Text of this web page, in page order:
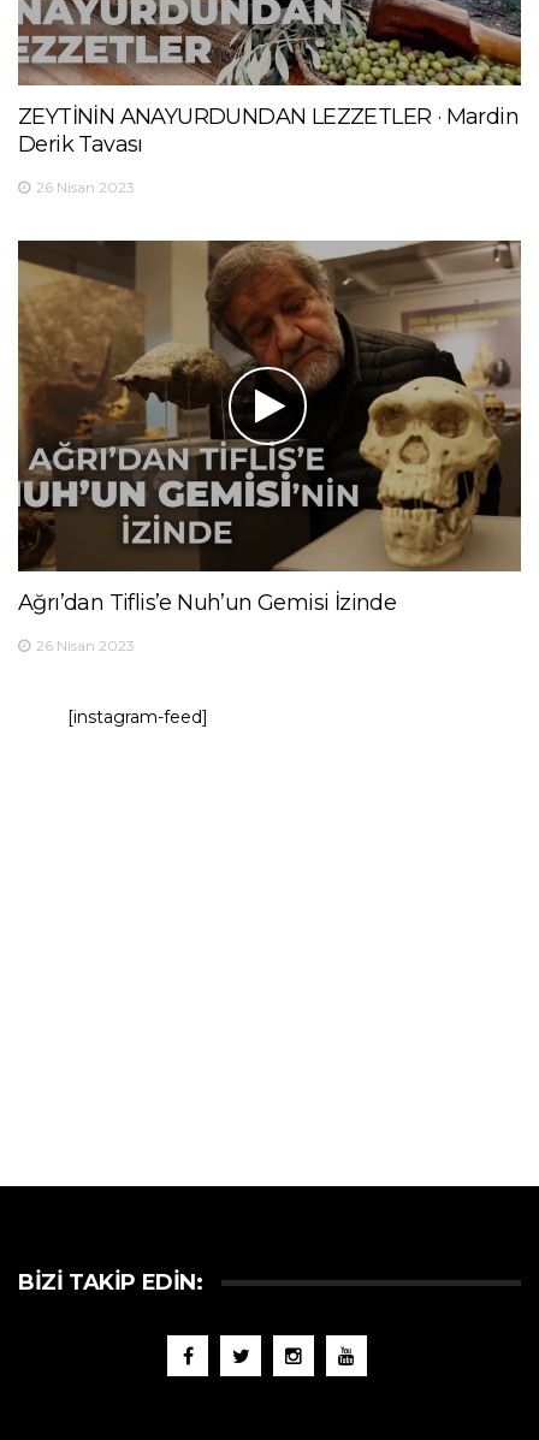
ZEYTİNİN ANAYURDUNDAN LEZZETLER · Mardin
Derik Tavası
26 Nisan 2023
Ağrı’dan Tiflis’e Nuh’un Gemisi İzinde
26 Nisan 2023
[instagram-feed]
BIZI TAKIP EDIN: